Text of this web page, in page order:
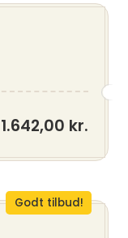
1.642,00 kr.
Godt tilbud!